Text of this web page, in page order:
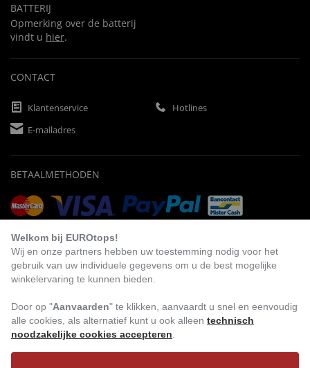
BATTERIJ
Opmerking over de batterij
vindt u hier.
CONTACT
Klantenservice
Hotlines
E-mailadres
BETAALMETHODEN
BEZOEK ONS
Welkom bij EUROtops!
Wij en onze partners hebben uw toestemming nodig voor het
gebruik van uw individuele gegevens om u de best mogelijke
winkelervaring te kunnen bieden.
Door op "Aanvaarden" te klikken, aanvaardt u snel en eenvoudig
alle cookies, als alternatief kunt u ook alleen technisch
noodzakelijke cookies accepteren